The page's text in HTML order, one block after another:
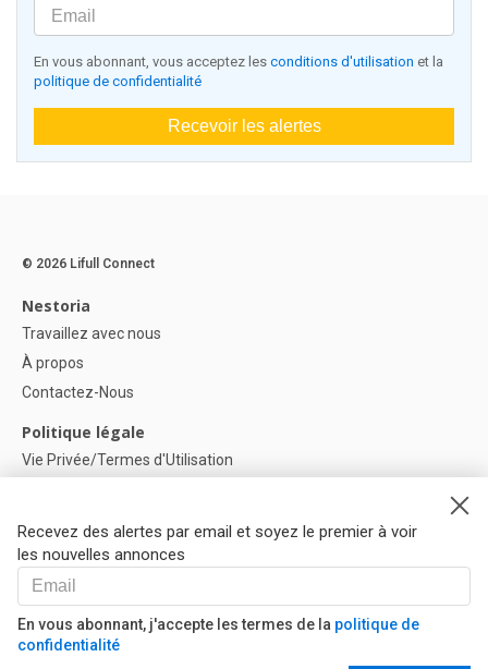
En vous abonnant, vous acceptez les conditions d'utilisation et la
politique de confidentialité
Recevoir les alertes
Recevez des alertes par email et soyez le premier à voir
les nouvelles annonces
En vous abonnant, j'accepte les termes de la politique de
confidentialité
© 2026 Lifull Connect
Nestoria
Travaillez avec nous
À propos
Contactez-Nous
Politique légale
Vie Privée/Termes d'Utilisation
Paramètres des cookies
Aide
FAQ
Nos Partenaires